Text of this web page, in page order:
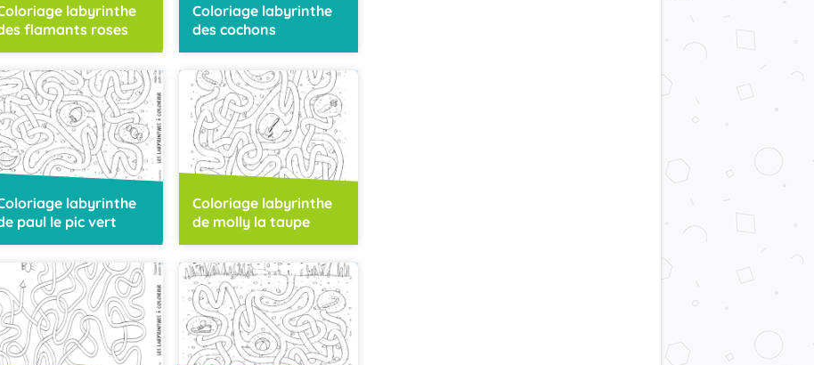
labyrinthe
flamants roses
Coloriage labyrinthe
des cochons
labyrinthe
paul le pic vert
Coloriage labyrinthe
de molly la taupe